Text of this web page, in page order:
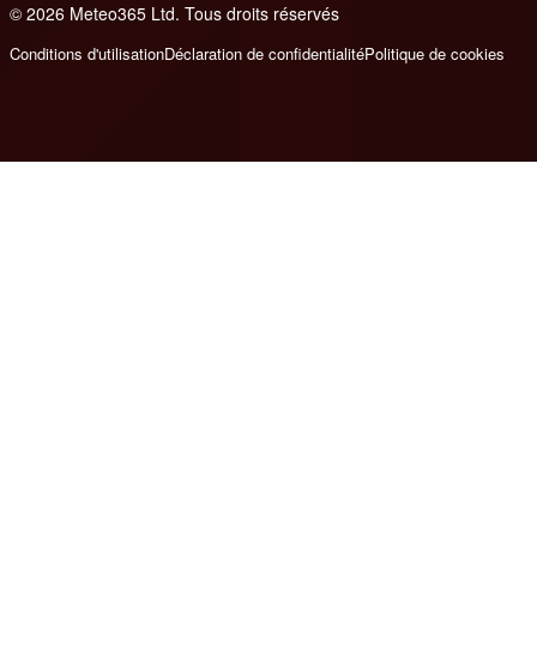
© 2026 Meteo365 Ltd. Tous droits réservés
Conditions d'utilisationDéclaration de confidentialitéPolitique de cookies